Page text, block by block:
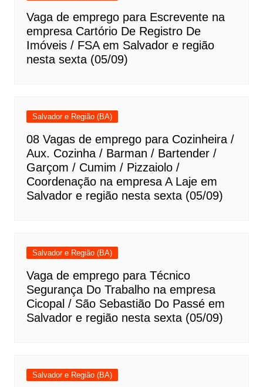
Vaga de emprego para Escrevente na
empresa Cartório De Registro De
Imóveis / FSA em Salvador e região
nesta sexta (05/09)
Salvador e Região (BA)
08 Vagas de emprego para Cozinheira /
Aux. Cozinha / Barman / Bartender /
Garçom / Cumim / Pizzaiolo /
Coordenação na empresa A Laje em
Salvador e região nesta sexta (05/09)
Salvador e Região (BA)
Vaga de emprego para Técnico
Segurança Do Trabalho na empresa
Cicopal / São Sebastião Do Passé em
Salvador e região nesta sexta (05/09)
Salvador e Região (BA)